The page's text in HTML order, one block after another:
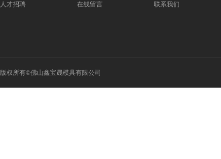
人才招聘
在线留言 联系我们
版权所有©佛山鑫宝晟模具有限公司